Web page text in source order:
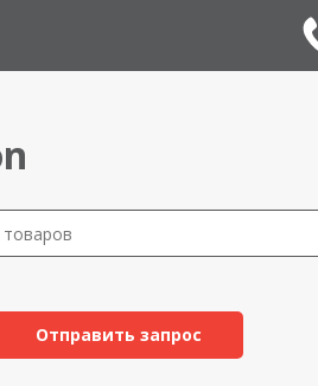
Отправить запрос